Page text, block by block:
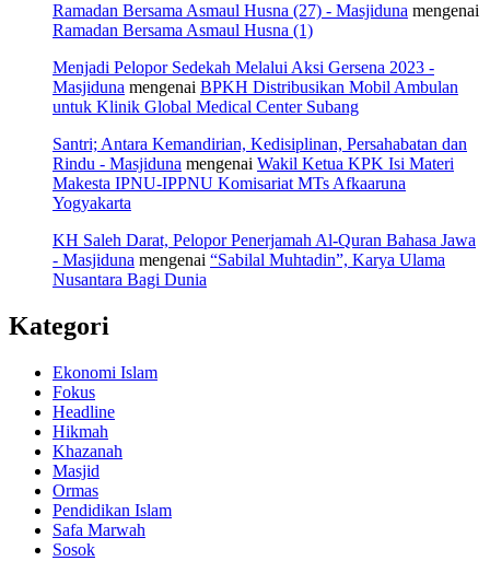
Ramadan Bersama Asmaul Husna (27) - Masjiduna mengenai
Ramadan Bersama Asmaul Husna (1)
Menjadi Pelopor Sedekah Melalui Aksi Gersena 2023 -
Masjiduna mengenai BPKH Distribusikan Mobil Ambulan
untuk Klinik Global Medical Center Subang
Santri; Antara Kemandirian, Kedisiplinan, Persahabatan dan
Rindu - Masjiduna mengenai Wakil Ketua KPK Isi Materi
Makesta IPNU-IPPNU Komisariat MTs Afkaaruna
Yogyakarta
KH Saleh Darat, Pelopor Penerjamah Al-Quran Bahasa Jawa
- Masjiduna mengenai “Sabilal Muhtadin”, Karya Ulama
Nusantara Bagi Dunia
Kategori
Ekonomi Islam
Fokus
Headline
Hikmah
Khazanah
Masjid
Ormas
Pendidikan Islam
Safa Marwah
Sosok